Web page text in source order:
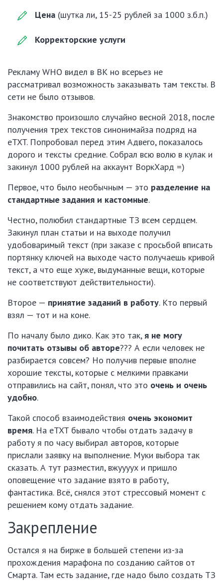
Цена (шутка ли, 15-25 рублей за 1000 з.б.п.)
Корректорские услуги
Рекламу WHO видел в ВК но всерьез не
рассматривал возможность заказывать там тексты. В
сети не было отзывов.
Знакомство произошло случайно весной 2018, после
получения трех текстов синонимайза подряд на
eTXT. Попробовал перед этим Адвего, показалось
дорого и тексты средние. Собрал всю волю в кулак и
закинул 1000 рублей на аккаунт ВоркХард =)
Первое, что было необычным — это разделение на
стандартные задания и кастомные.
Честно, полюбил стандартные ТЗ всем сердцем.
Закинул план статьи и на выходе получил
удобоваримый текст (при заказе с просьбой вписать
портянку ключей на выходе часто получаешь кривой
текст, а что еще хуже, выдуманные вещи, которые
не соответствуют действительности).
Второе — принятие заданий в работу. Кто первый
взял — тот и на коне.
По началу было дико. Как это так,я не могу
почитать отзывы об авторе??? А если человек не
разбирается совсем? Но получив первые вполне
хорошие тексты, которые с мелкими правками
отправились на сайт, понял, что это очень и очень
удобно.
Такой способ взаимодействия очень экономит
время. На eTXT бывало чтобы отдать задачу в
работу я по часу выбирал авторов, которые
прислали заявку на выполнение. Муки выбора так
сказать. А тут разместил, вжуууух и пришло
оповещение что задание взято в работу,
фантастика. Всё, снялся этот стрессовый момент с
решением кому отдать задание.
Закрепление
Остался я на бирже в большей степени из-за
прохождения марафона по созданию сайтов от
Смарта. Там есть задание, где надо было создать ТЗ